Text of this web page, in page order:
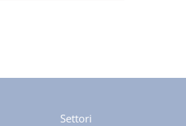
Settori